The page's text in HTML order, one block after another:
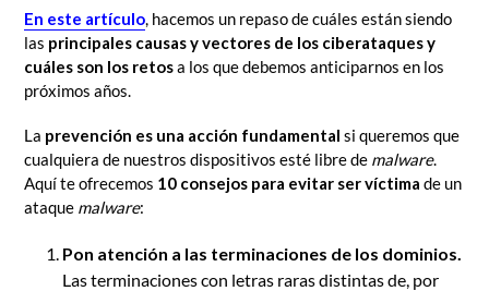
En este artículo, hacemos un repaso decuáles están siendo
las principales causas y vectores de los ciberataques y
cuáles son los retosa los que debemos anticiparnos en los
próximos años.
La prevención es una acción fundamental si queremos que
cualquiera de nuestros dispositivos esté libre de malware.
Aquí te ofrecemos 10 consejos para evitar ser víctima de un
ataque malware:
Pon atención a las terminaciones de los dominios.
Las terminaciones con letras raras distintas de, por